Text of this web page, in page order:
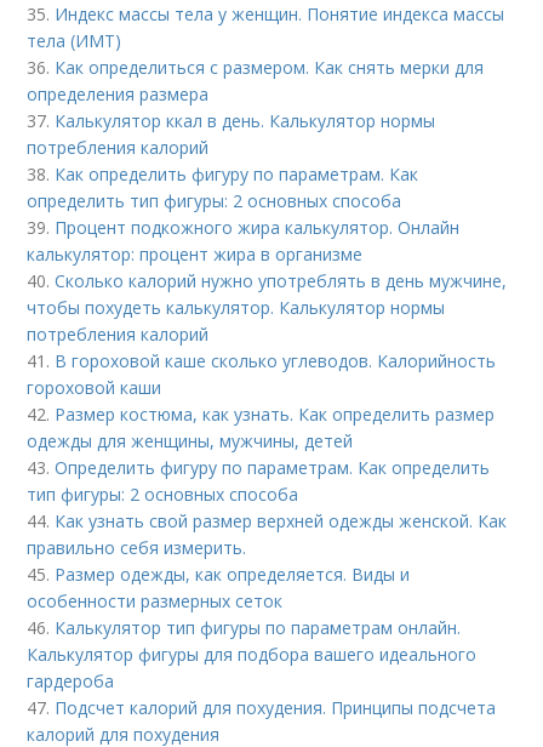
35. Индекс массы тела у женщин. Понятие индекса массы
тела (ИМТ)
36. Как определиться с размером. Как снять мерки для
определения размера
37. Калькулятор ккал в день. Калькулятор нормы
потребления калорий
38. Как определить фигуру по параметрам. Как
определить тип фигуры: 2 основных способа
39. Процент подкожного жира калькулятор. Онлайн
калькулятор: процент жира в организме
40.Сколько калорий нужно употреблять в день мужчине,
чтобы похудеть калькулятор. Калькулятор нормы
потребления калорий
41. В гороховой каше сколько углеводов. Калорийность
гороховой каши
42. Размер костюма, как узнать. Как определить размер
одежды для женщины, мужчины, детей
43.Определить фигуру по параметрам. Как определить
тип фигуры: 2 основных способа
44. Как узнать свой размер верхней одежды женской. Как
правильно себя измерить.
45. Размер одежды, как определяется. Виды и
особенности размерных сеток
46. Калькулятор тип фигуры по параметрам онлайн.
Калькулятор фигуры для подбора вашего идеального
гардероба
47. Подсчет калорий для похудения. Принципы подсчета
калорий для похудения